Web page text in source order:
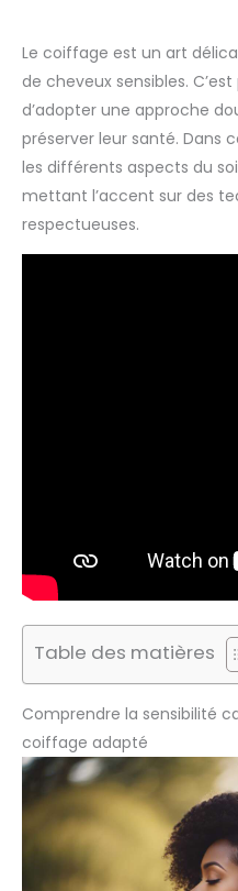
Le coiffage est un art
de cheveux sensibles.
d’adopter une approche
préserver leur santé. Dans
les différents aspects du
mettant l’accent sur des
respectueuses.
Table des matières
Comprendre la sensibilité
coiffage adapté